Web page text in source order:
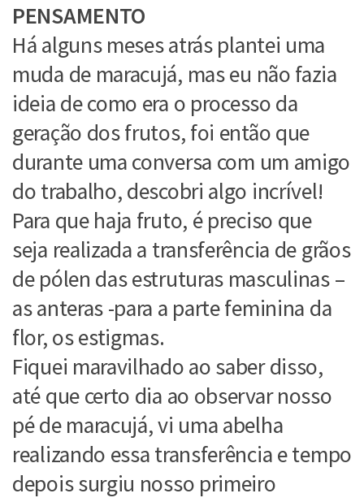
PENSAMENTO
Há alguns meses atrás plantei uma
muda de maracujá, mas eu não fazia
ideia de como era o processo da
geração dos frutos, foi então que
durante uma conversa com um amigo
do trabalho, descobri algo incrível!
Para que haja fruto, é preciso que
seja realizada a transferência de grãos
de pólen das estruturas masculinas –
as anteras -para a parte feminina da
flor, os estigmas.
Fiquei maravilhado ao saber disso,
até que certo dia ao observar nosso
pé de maracujá, vi uma abelha
realizando essa transferência e tempo
depois surgiu nosso primeiro